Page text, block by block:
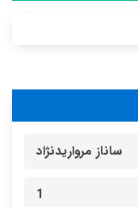
ساناز مرواریدنژاد
1